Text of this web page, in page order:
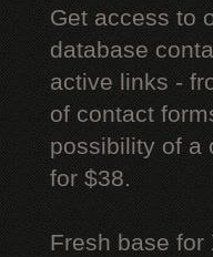
Get access to
database
active links -
of contact
possibility of a
for $38.
Fresh base for